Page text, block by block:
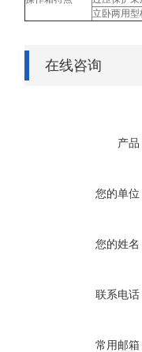
立卧两用
在线咨询
产品
您的单位
您的姓名
联系电话
常用邮箱